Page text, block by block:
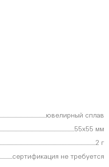
ювелирный сплав
55х55 мм
2 г
сертификация не требуется